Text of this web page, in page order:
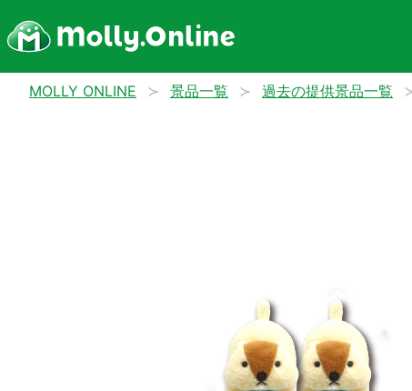
MOLLY ONLINE 景品一覧 過去の提供景品一覧